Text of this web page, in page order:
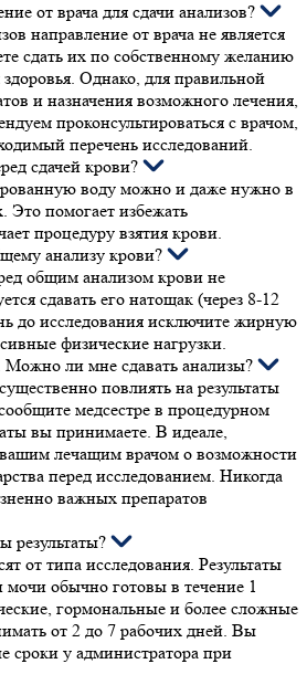
от врача для сдачи анализов?
направление от врача не является
сдать их по собственному желанию
здоровья. Однако, для правильной
и назначения возможного лечения,
проконсультироваться с врачом,
перечень исследований.
сдачей крови?
воду можно и даже нужно в
Это помогает избежать
процедуру взятия крови.
анализу крови?
общим анализом крови не
сдавать его натощак (через 8-12
до исследования исключите жирную
физические нагрузки.
ли мне сдавать анализы?
повлиять на результаты
медсестре в процедурном
вы принимаете. В идеале,
вашим лечащим врачом о возможности
перед исследованием. Никогда
важных препаратов
результаты?
от типа исследования. Результаты
мочи обычно готовы в течение 1
гормональные и более сложные
от 2 до 7 рабочих дней. Вы
сроки у администратора при